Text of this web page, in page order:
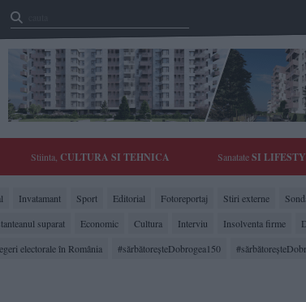
Stiinta, CULTURA SI TEHNICA SanatateSI
Invatamant Sport Editorial Fotoreportaj Stiri externe
suparat Economic Cultura Interviu Insolventa firme
electorale în România #sărbătoreşteDobrogea150